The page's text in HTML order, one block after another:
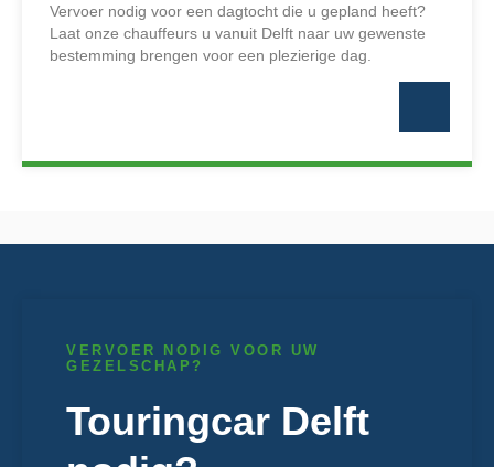
Vervoer nodig voor een dagtocht die u gepland heeft?
Laat onze chauffeurs u vanuit Delft naar uw gewenste
bestemming brengen voor een plezierige dag.
VERVOER NODIG VOOR UW
GEZELSCHAP?
Touringcar Delft